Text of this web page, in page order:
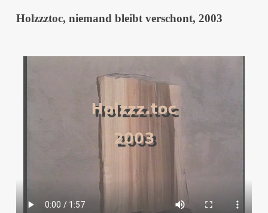
Holzzztoc, niemand bleibt verschont, 2003